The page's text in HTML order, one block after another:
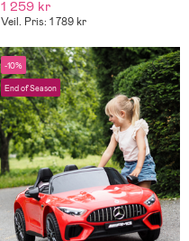
1 259 kr
Veil. Pris: 1 789 kr
-10%
End of Season